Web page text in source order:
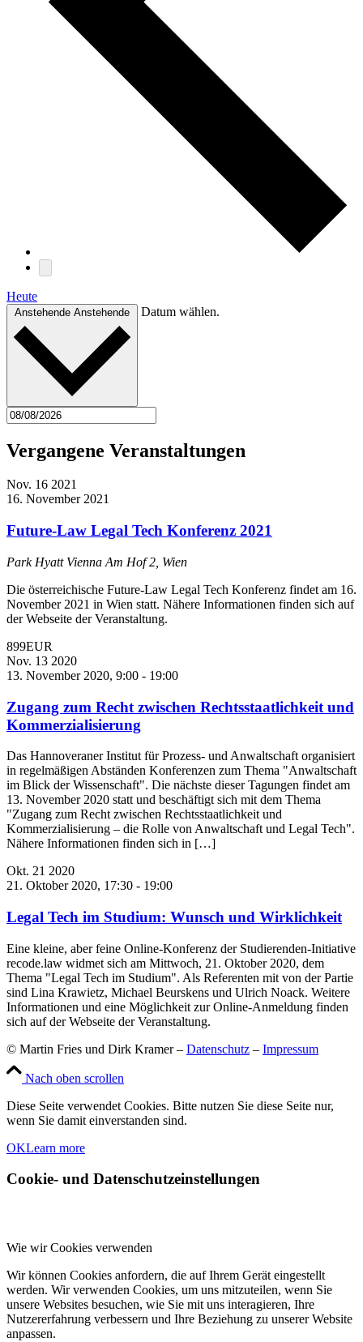
Heute
Anstehende Anstehende Datum wählen.
Vergangene Veranstaltungen
Nov. 16 2021
16. November 2021
Future-Law Legal Tech Konferenz 2021
Park Hyatt Vienna Am Hof 2, Wien
Die österreichische Future-Law Legal Tech Konferenz findet am 16.
November 2021 in Wien statt. Nähere Informationen finden sich auf
der Webseite der Veranstaltung.
899EUR
Nov. 13 2020
13. November 2020, 9:00 - 19:00
Zugang zum Recht zwischen Rechtsstaatlichkeit und
Kommerzialisierung
Das Hannoveraner Institut für Prozess- und Anwaltschaft organisiert
in regelmäßigen Abständen Konferenzen zum Thema "Anwaltschaft
im Blick der Wissenschaft". Die nächste dieser Tagungen findet am
13. November 2020 statt und beschäftigt sich mit dem Thema
"Zugang zum Recht zwischen Rechtsstaatlichkeit und
Kommerzialisierung – die Rolle von Anwaltschaft und Legal Tech".
Nähere Informationen finden sich in […]
Okt. 21 2020
21. Oktober 2020, 17:30 - 19:00
Legal Tech im Studium: Wunsch und Wirklichkeit
Eine kleine, aber feine Online-Konferenz der Studierenden-Initiative
recode.law widmet sich am Mittwoch, 21. Oktober 2020, dem
Thema "Legal Tech im Studium". Als Referenten mit von der Partie
sind Lina Krawietz, Michael Beurskens und Ulrich Noack. Weitere
Informationen und eine Möglichkeit zur Online-Anmeldung finden
sich auf der Webseite der Veranstaltung.
© Martin Fries und Dirk Kramer – Datenschutz – Impressum
Nach oben scrollen
Diese Seite verwendet Cookies. Bitte nutzen Sie diese Seite nur,
wenn Sie damit einverstanden sind.
OKLearn more
Cookie- und Datenschutzeinstellungen
Wie wir Cookies verwenden
Wir können Cookies anfordern, die auf Ihrem Gerät eingestellt
werden. Wir verwenden Cookies, um uns mitzuteilen, wenn Sie
unsere Websites besuchen, wie Sie mit uns interagieren, Ihre
Nutzererfahrung verbessern und Ihre Beziehung zu unserer Website
anpassen.